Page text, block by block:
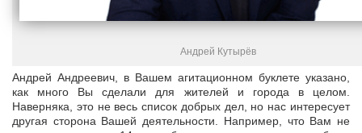
Андрей Кутырёв
Андрей Андреевич, в Вашем агитационном буклете указано,
как много Вы сделали для жителей и города в целом.
Наверняка, это не весь список добрых дел, но нас интересует
другая сторона Вашей деятельности. Например, что Вам не